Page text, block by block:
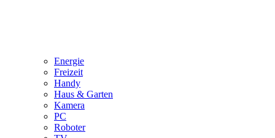
Energie
Freizeit
Handy
Haus & Garten
Kamera
PC
Roboter